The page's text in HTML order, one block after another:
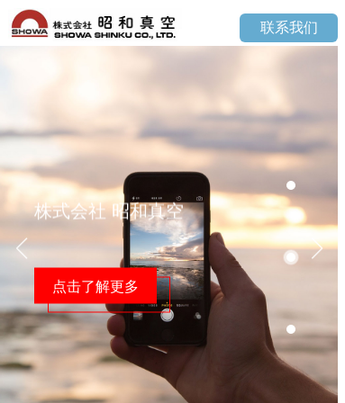
联系我们
株式会社 昭和真空
点击了解更多